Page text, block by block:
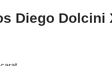
Diego Dolcini